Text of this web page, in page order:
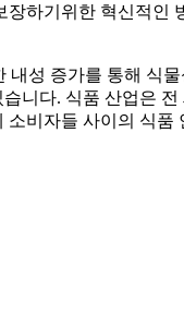
하기위한 혁신적인
성 증가를 통해 식
니다. 식품 산업은
비자들 사이의 식품